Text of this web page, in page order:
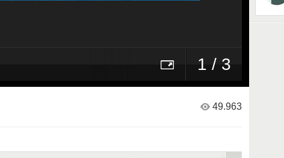
1 / 3
49.963